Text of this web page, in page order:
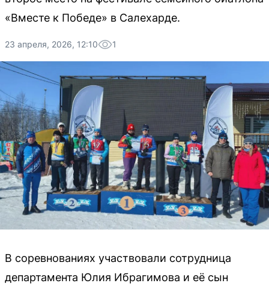
«Вместе к Победе» в Салехарде.
23 апреля, 2026, 12:10 1
В соревнованиях участвовали сотрудница
департамента Юлия Ибрагимова и её сын